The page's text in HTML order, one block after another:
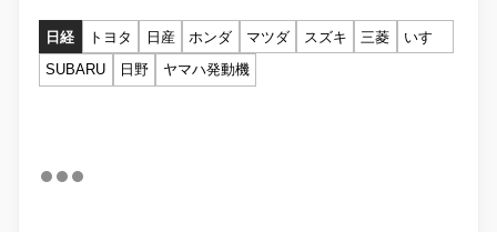
日経 トヨタ 日産 ホンダ マツダ スズキ 三菱
いすゞ
SUBARU
日野 ヤマハ発動機